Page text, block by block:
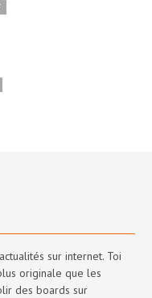
sur internet. Toi
originale que les
des boards sur